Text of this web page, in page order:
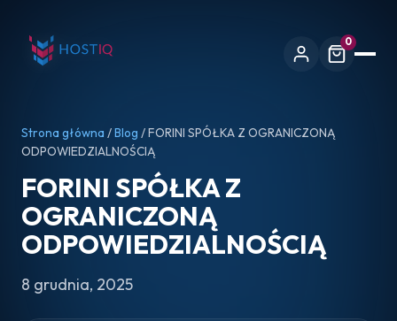
0
Strona główna /Blog / FORINI SPÓŁKA Z OGRANICZONĄ
ODPOWIEDZIALNOŚCIĄ
FORINI SPÓŁKA Z
OGRANICZONĄ
ODPOWIEDZIALNOŚCIĄ
8 grudnia, 2025